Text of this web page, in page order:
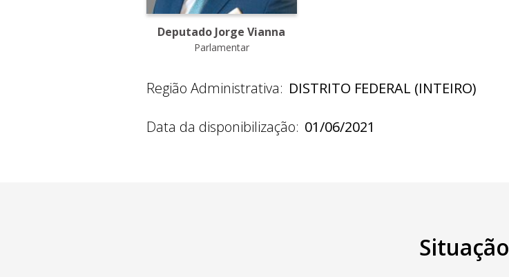
Deputado Jorge Vianna
Parlamentar
Região Administrativa: DISTRITO FEDERAL (INTEIRO)
Data da disponibilização: 01/06/2021
Situação